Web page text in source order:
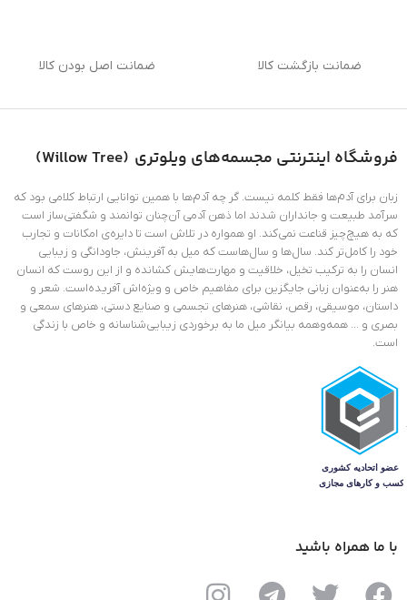
ضمانت بازگشت کالا ضمانت اصل بودن کالا
فروشگاه اینترنتی مجسمه‌های ویلوتری (Willow Tree
)
زبان برای آدم‌ها فقط کلمه نیست. گر چه آدم‌ها با همین توانایی ارتباط کلامی بود که
سرآمد طبیعت و جانداران شدند اما ذهن آدمی آن‌چنان توانمند و شگفتی‌ساز است
که به هیچ‌چیز قناعت نمی‌کند. او همواره در تلاش است تا دایره‌ی امکانات و تجارب
خود را کامل‌تر کند. سال‌ها و سال‌هاست که میل به آفرینش، جاودانگی و زیبایی
انسان را به ترکیب تخیل، خلاقیت و مهارت‌هایش کشانده و از این روست که انسان
هنر را به‌عنوان زبانی جایگزین برای مفاهیم خاص و ویژ‌ه‌اش آفریده‌است. شعر و
داستان، موسیقی، رقص، نقاشی، هنرهای تجسمی و صنایع دستی، هنرهای سمعی و
بصری و … همه‌وهمه بیانگر میل ما به برخوردی زیبایی‌شناسانه و خاص با زندگی
است.
با ما همراه باشید